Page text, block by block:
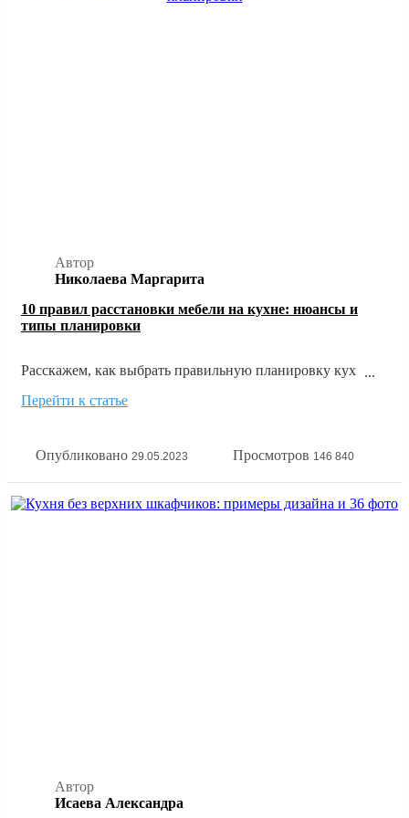
Автор
Николаева Маргарита
10 правил расстановки мебели на кухне: нюансы и
типы планировки
Расскажем, как выбрать правильную планировку кухни
исходя из размеров и формы помещения, а также главных
всё это на наглядных фото примерах расстановки мебели
Перейти к статье
Опубликовано 29.05.2023 Просмотров 146 840
Автор
Исаева Александра